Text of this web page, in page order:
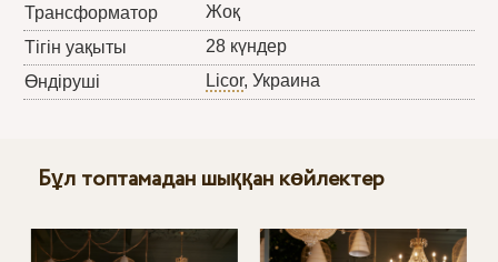
Трансформатор
Жоқ
Тігін уақыты
28 күндер
Өндіруші
Licor, Украина
Бұл топтамадан шыққан көйлектер